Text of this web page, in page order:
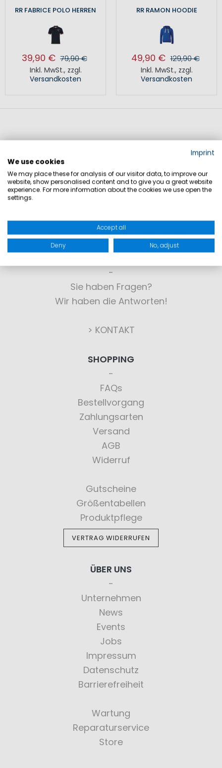
RR FABRICE POLO HERREN
39,90 € 79,90 €
Inkl. MwSt., zzgl.
Versandkosten
RR RAMON HOODIE
49,90 € 129,90 €
Inkl. MwSt., zzgl.
Versandkosten
Sie haben Fragen?
Wir haben die Antworten!
> KONTAKT
SHOPPING
FAQs
Bestellvorgang
Zahlungsarten
Versand
AGB
Widerruf
Gutscheine
Größentabellen
Produktpflege
VERTRAG WIDERRUFEN
ÜBER UNS
Unternehmen
News
Events
Jobs
Impressum
Datenschutz
Barrierefreiheit
Wartung
Reparaturservice
Store
Imprint
We use cookies
We may place these for analysis of our visitor data, to improve our
website, show personalised content and to give you a great website
experience. For more information about the cookies we use open the
settings.
Accept all
Deny No, adjust